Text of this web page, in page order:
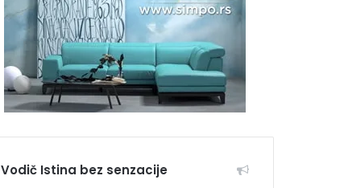
Vodič Istina bez senzacije